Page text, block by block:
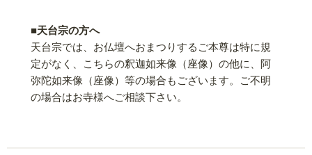
■天台宗の方へ
天台宗では、お仏壇へおまつりするご本尊は特に規
定がなく、こちらの釈迦如来像（座像）の他に、阿
弥陀如来像（座像）等の場合もございます。ご不明
の場合はお寺様へご相談下さい。